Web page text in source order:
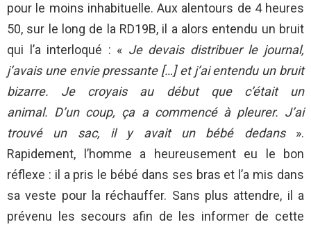
pour le moins inhabituelle. Aux alentours de 4 heures
50, sur le long de la RD19B, il a alors entendu un bruit
qui l’a interloqué : « Je devais distribuer le journal,
j’avais une envie pressante […] et j’ai entendu un bruit
bizarre. Je croyais au début que c’était un
animal. D’un coup, ça a commencé à pleurer. J’ai
trouvé un sac, il y avait un bébé dedans ».
Rapidement, l’homme a heureusement eu le bon
réflexe : il a pris le bébé dans ses bras et l’a mis dans
sa veste pour la réchauffer. Sans plus attendre, il a
prévenu les secours afin de les informer de cette